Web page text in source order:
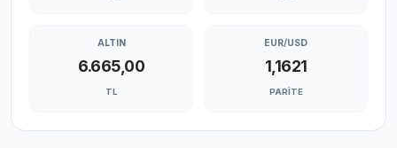
ALTIN
6.665,00
TL
EUR/USD
1,1621
PARITE